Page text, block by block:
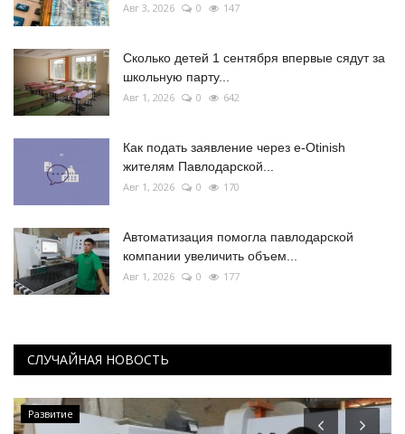
Авг 3, 2026 0 147
Сколько детей 1 сентября впервые сядут за
школьную парту...
Авг 1, 2026 0 642
Как подать заявление через e-Otinish
жителям Павлодарской...
Авг 1, 2026 0 170
Автоматизация помогла павлодарской
компании увеличить объем...
Авг 1, 2026 0 177
СЛУЧАЙНАЯ НОВОСТЬ
Развитие